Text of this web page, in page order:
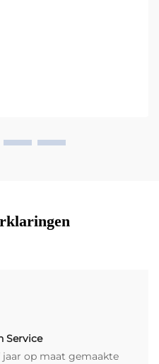
Service
op maat gemaakte